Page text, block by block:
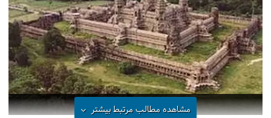
فیلم: معبد شگفت‌انگیز Angkor
مشاهده مطالب مرتبطبیشتر